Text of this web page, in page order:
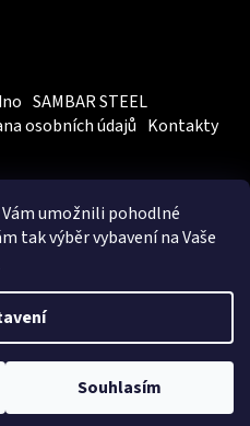
umožnili pohodlné
tak výběr vybavení na Vaše
Souhlasím
SAMBAR STEEL
osobních údajů Kontakty
Shoptet
. Všechna práva vyhrazena.
cookies